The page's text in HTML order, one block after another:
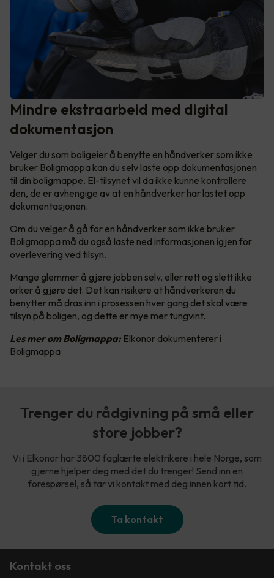
Mindre ekstraarbeid med digital
dokumentasjon
Velger du som boligeier å benytte en håndverker som ikke
bruker Boligmappa kan du selv laste opp dokumentasjonen
til din boligmappe. El-tilsynet vil da ikke kunne kontrollere
den, de er avhengige av at en håndverker har lastet opp
dokumentasjonen.
Om du velger å gå for en håndverker som ikke bruker
Boligmappa må du også laste ned informasjonen igjen for
overlevering ved tilsyn.
Mange glemmer å gjøre jobben selv, eller rett og slett ikke
orker å gjøre det. Det kan risikere at håndverkeren du
benytter må dras inn i prosessen hver gang det skal være
tilsyn på boligen, og dette er mye mer tungvint.
Les mer om Boligmappa: Elkonor dokumenterer i
Boligmappa
Trenger du rådgivning på små eller
store jobber?
Vi i Elkonor har 3800 faglærte elektrikere i hele Norge, som
gjerne hjelper deg med det du trenger! Send inn en
forespørsel, så tar vi kontakt med deg innen kort tid.
Ta kontakt
Kontakt oss